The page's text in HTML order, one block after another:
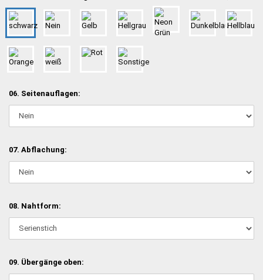
06. Seitenauflagen:
07. Abflachung:
08. Nahtform:
09. Übergänge oben: